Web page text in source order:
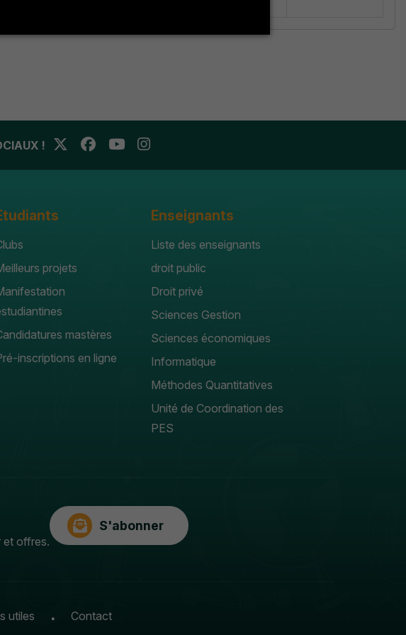
!
projets
mastères
inscriptions en ligne
Enseignants
Liste des enseignants
droit public
Droit privé
Sciences Gestion
Sciences économiques
Informatique
Méthodes Quantitatives
Unité de Coordination des
PES
et offres.
S'abonner
utiles Contact